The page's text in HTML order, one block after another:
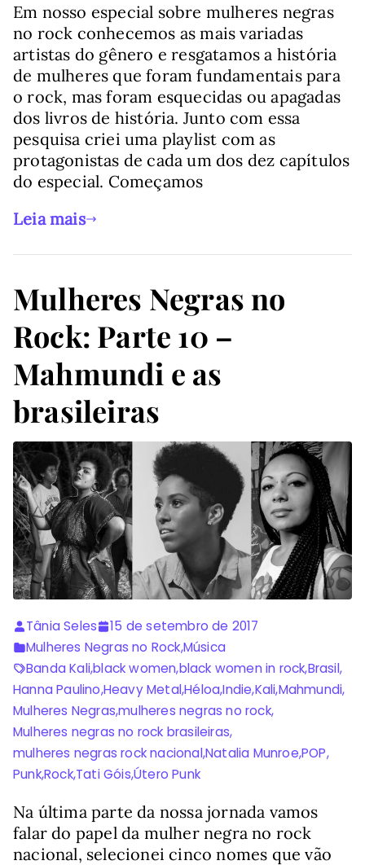
Em nosso especial sobre mulheres negras
no rock conhecemos as mais variadas
artistas do gênero e resgatamos a história
de mulheres que foram fundamentais para
o rock, mas foram esquecidas ou apagadas
dos livros de história. Junto com essa
pesquisa criei uma playlist com as
protagonistas de cada um dos dez capítulos
do especial. Começamos
Leia mais
Mulheres Negras no
Rock: Parte 10 –
Mahmundi e as
brasileiras
Tânia Seles
15 de setembro de 2017
Mulheres Negras no Rock,Música
Banda Kali,black women,black women in rock,Brasil,
Hanna Paulino,Heavy Metal,Héloa,Indie,Kali,Mahmundi,
Mulheres Negras,mulheres negras no rock,
Mulheres negras no rock brasileiras,
mulheres negras rock nacional,Natalia Munroe,POP,
Punk,Rock,Tati Góis,Útero Punk
Na última parte da nossa jornada vamos
falar do papel da mulher negra no rock
nacional, selecionei cinco nomes que vão